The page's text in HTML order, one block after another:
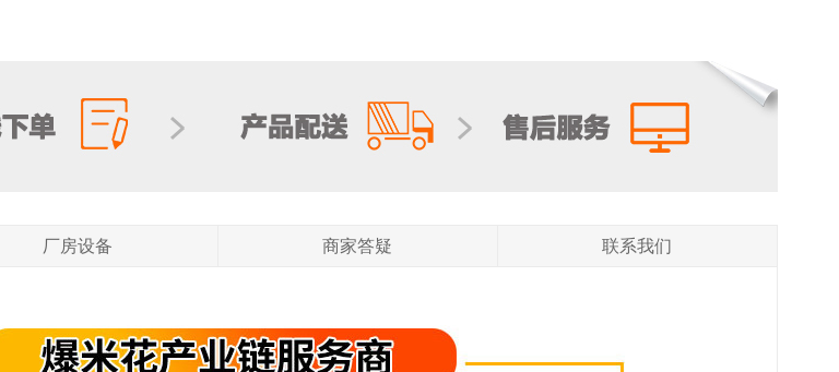
厂房设备 商家答疑 联系我们